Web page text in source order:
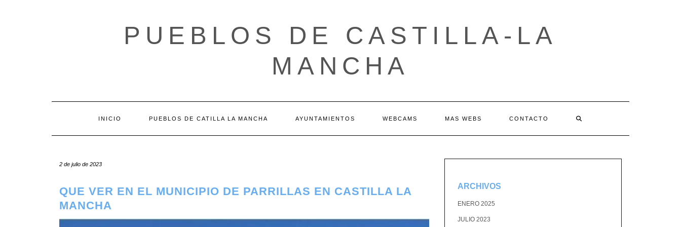
PUEBLOS DE CASTILLA-LA
MANCHA
INICIO PUEBLOS DE CATILLA LA MANCHA AYUNTAMIENTOS WEBCAMS MAS WEBS CONTACTO
2 de julio de 2023
QUE VER EN EL MUNICIPIO DE PARRILLAS EN CASTILLA LA
MANCHA
ARCHIVOS
ENERO 2025
JULIO 2023